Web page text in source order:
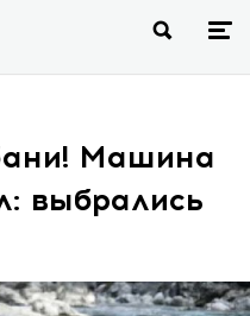
Машина
выбрались